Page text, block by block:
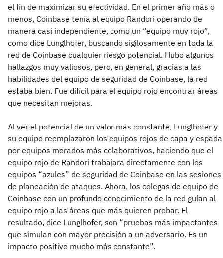
el fin de maximizar su efectividad. En el primer año más o
menos, Coinbase tenía al equipo Randori operando de
manera casi independiente, como un “equipo muy rojo”,
como dice Lunglhofer, buscando sigilosamente en toda la
red de Coinbase cualquier riesgo potencial. Hubo algunos
hallazgos muy valiosos, pero, en general, gracias a las
habilidades del equipo de seguridad de Coinbase, la red
estaba bien. Fue difícil para el equipo rojo encontrar áreas
que necesitan mejoras.
Al ver el potencial de un valor más constante, Lunglhofer y
su equipo reemplazaron los equipos rojos de capa y espada
por equipos morados más colaborativos, haciendo que el
equipo rojo de Randori trabajara directamente con los
equipos “azules” de seguridad de Coinbase en las sesiones
de planeación de ataques. Ahora, los colegas de equipo de
Coinbase con un profundo conocimiento de la red guían al
equipo rojo a las áreas que más quieren probar. El
resultado, dice Lunglhofer, son “pruebas más impactantes
que simulan con mayor precisión a un adversario. Es un
impacto positivo mucho más constante”.